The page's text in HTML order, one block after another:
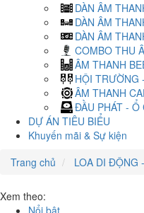
DÀN ÂM
DÀN ÂM
DÀN ÂM
COMBO THU
ÂM THANH
HỘI TRƯỜNG
ÂM THANH
ĐẦU PHÁT - Ổ
DỰ ÁN TIÊU BIỂU
Khuyến mãi & Sự kiện
Trang chủ
LOA DI ĐỘNG
Xem theo:
Nổi bật